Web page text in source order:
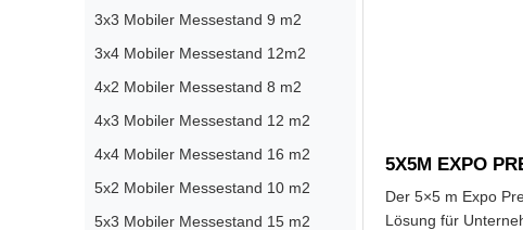
3x3 Mobiler Messestand 9 m2
3x4 Mobiler Messestand 12m2
4x2 Mobiler Messestand 8 m2
4x3 Mobiler Messestand 12 m2
4x4 Mobiler Messestand 16 m2
5x2 Mobiler Messestand 10 m2
5x3 Mobiler Messestand 15 m2
5X5M EXPO
Der 5×5 m Expo
Lösung für